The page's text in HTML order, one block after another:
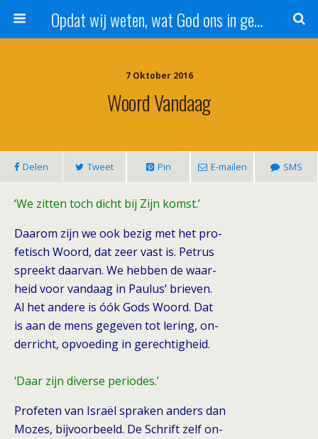
Opdat wij weten, wat God ons in genade schenkt!
7 Oktober 2016
Woord Vandaag
Delen Tweet Pin E-mailen SMS
‘We zitten toch dicht bij Zijn komst.’
Daarom zijn we ook bezig met het pro-
fetisch Woord, dat zeer vast is. Petrus
spreekt daarvan. We hebben de waar-
heid voor vandaag in Paulus’ brieven.
Al het andere is óók Gods Woord. Dat
is aan de mens gegeven tot lering, on-
derricht, opvoeding in gerechtigheid.
‘Daar zijn diverse periodes.’
Profeten van Israël spraken anders dan
Mozes, bijvoorbeeld. De Schrift zelf on-